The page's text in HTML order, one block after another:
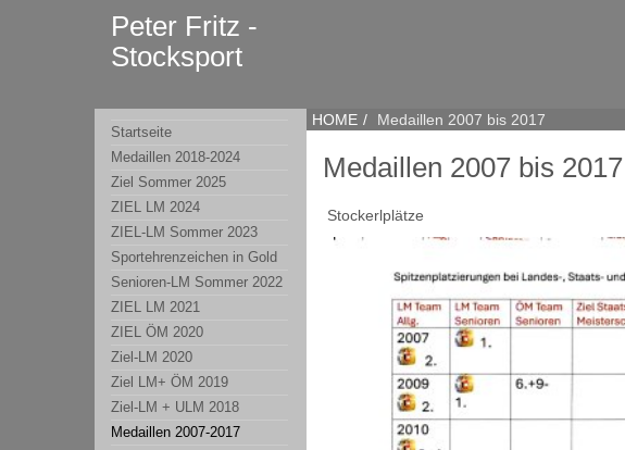
Peter Fritz -
Stocksport
Startseite
Medaillen 2018-2024
Ziel Sommer 2025
ZIEL LM 2024
ZIEL-LM Sommer 2023
Sportehrenzeichen in Gold
Senioren-LM Sommer 2022
ZIEL LM 2021
ZIEL ÖM 2020
Ziel-LM 2020
Ziel LM+ ÖM 2019
Ziel-LM + ULM 2018
Medaillen 2007-2017
HOME Medaillen 2007 bis 2017
Medaillen 2007 bis 2017
Stockerlplätze